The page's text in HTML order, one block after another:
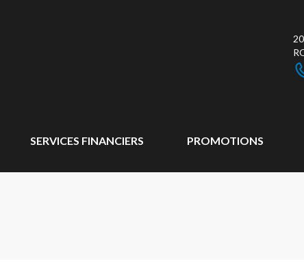
SERVICES FINANCIERS PROMOTIONS